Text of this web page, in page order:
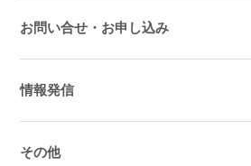
お問い合せ・お申し込み
情報発信
その他